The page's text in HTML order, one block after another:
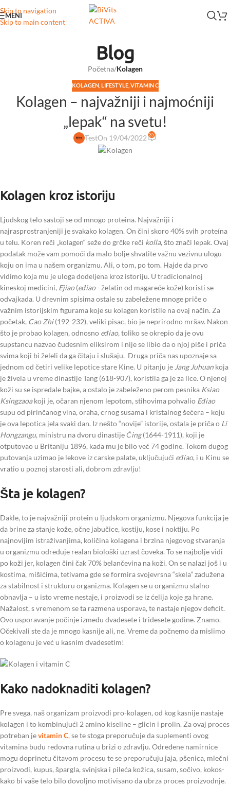
Skip to navigation
Skip to main content
MENI
Blog
Početna/Kolagen
KOLAGEN, LIFESTYLE, VITAMIN C
Kolagen – najvažniji i najmoćniji
„lepak“ na svetu!
TestOn 19/04/2022 35
Kolagen kroz istoriju
Ljudskog telo sastoji se od mnogo proteina. Najvažniji i
najrasprostranjeniji je svakako kolagen. On čini skoro 40% svih proteína
u telu. Koren reči „kolagen“ seže do grčke reči kolla, što znači lepak. Ovaj
podatak može vam pomoći da malo bolje shvatite važnu vezivnu ulogu
koju on ima u našem organizmu. Ali, o tom, po tom. Hajde da prvo
vidimo koja mu je uloga dodeljena kroz istoriju. U tradicionalnoj
kineskoj medicini, Ejiao(eđiao– želatin od magareće kože) koristi se
odvajkada. U drevnim spisima ostale su zabeležene mnoge priče o
važnim istorijskim figurama koje su kolagen koristile na ovaj način. Za
početak, Cao Zhi(192-232), veliki pisac, bio je neprirodno mršav. Nakon
što je probao kolagen, odnosno eđiao, toliko se okrepio da je ovu
supstancu nazvao čudesnim eliksirom i nije se libio da o njoj piše i priča
svima koji bi želeli da ga čitaju i slušaju. Druga priča nas upoznaje sa
jednom od četiri velike lepotice stare Kine. U pitanju je Jang Juhuan koja
je živela u vreme dinastije Tang (618-907), koristila ga je za lice. O njenoj
koži su se ispredale bajke, a ostalo je zabeleženo perom pesnika Ksiao
Ksingzaoakoji je, očaran njenom lepotom, stihovima pohvalio Eđiao
supu od pirinčanog vina, oraha, crnog susama i kristalnog šećera – koju
je ova lepotica jela svaki dan. Iz nešto “novije” istorije, ostala je priča o Li
Hongzangu, ministru na dvoru dinastijeĆing(1644-1911), koji je
otputovao u Britaniju 1896, kada mu je bilo već 74 godine. Tokom dugog
putovanja uzimao je lekove iz carske palate, uključujući eđiao, i u Kinu se
vratio u poznoj starosti ali, dobrom zdravlju!
Šta je kolagen?
Dakle, to je najvažniji protein u ljudskom organizmu. Njegova funkcija je
da brine za stanje kože, očne jabučice, kostiju, kose i noktiju. Po
najnovijim istraživanjima, količina kolagena i brzina njegovog stvaranja
u organizmu određuje realan biološki uzrast čoveka. To se najbolje vidi
po koži jer, kolagen čini čak 70% belančevina na koži. On se nalazi još i u
kostima, mišićima, tetivama gde se formira svojevrsna “skela” zadužena
za stabilnost i strukturu organizma. Kolagen se u organizmu stalno
obnavlja – u isto vreme nestaje, i proizvodi se iz ćelija koje ga hrane.
Nažalost, s vremenom se ta razmena usporava, te nastaje njegov deficit.
Ovo usporavanje počinje između dvadesete i tridesete godine. Znamo.
Očekivali ste da je mnogo kasnije ali, ne. Vreme da počnemo da mislimo
o kolagenu je već u kasnim dvadesetim!
Kako nadoknaditi kolagen?
Pre svega, naš organizam proizvodi pro-kolagen, od kog kasnije nastaje
kolagen i to kombinujući 2 amino kiseline – glicin i prolin. Za ovaj proces
potreban jevitamin C,se te stoga preporučuje da suplementi ovog
vitamina budu redovna rutina u brizi o zdravlju. Određene namirnice
mogu doprinetu čitavom procesu te se preporučuju jaja, pšenica, mlečni
proizvodi, kupus, špargla, svinjska i pileća kožica, susam, sočivo, kokos-
kako bi vaše telo bilo dovoljno motivisano da ubrza proces proizvodnje.